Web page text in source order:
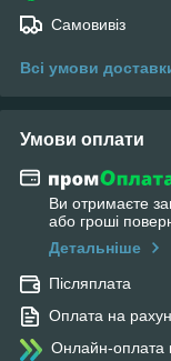
Самовивіз
Всі умови
Умови оплати
Ви отримаєте
або гроші
Детальніше
Післяплата
Оплата на
Онлайн-оплата